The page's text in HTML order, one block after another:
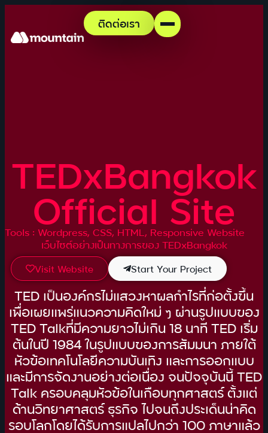
ติดต่อเรา
TEDxBangkok
Official Site
Tools : Wordpress, CSS, HTML, Responsive Website
เว็บไซต์อย่างเป็นทางการของ TEDxBangkok
Visit Website Start Your Project
TED เป็นองค์กรไม่แสวงหาผลกำไรที่ก่อตั้งขึ้น
เพื่อเผยแพร่แนวความคิดใหม่ ๆ ผ่านรูปแบบของ
TED Talkที่มีความยาวไม่เกิน 18 นาที TED เริ่ม
ต้นในปี 1984 ในรูปแบบของการสัมมนา ภายใต้
หัวข้อเทคโนโลยีความบันเทิง และการออกแบบ
และมีการจัดงานอย่างต่อเนื่อง จนปัจจุบันนี้ TED
Talk ครอบคลุมหัวข้อในเกือบทุกศาสตร์ ตั้งแต่
ด้านวิทยาศาสตร์ ธุรกิจ ไปจนถึงประเด็นน่าคิด
รอบโลกโดยได้รับการแปลไปกว่า 100 ภาษาแล้ว